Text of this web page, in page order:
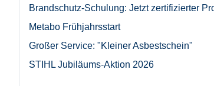
Brandschutz-Schulung: Jetzt zertifizierter
Metabo Frühjahrsstart
Großer Service: "Kleiner Asbestschein"
STIHL Jubiläums-Aktion 2026